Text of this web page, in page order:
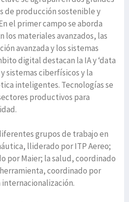
de producción sostenible y
el primer campo se aborda
los materiales avanzados, las
avanzada y los sistemas
digital destacan la IA y ‘data
sistemas ciberfísicos y la
inteligentes. Tecnologías se
productivos para
grupos de trabajo en
lliderado por ITP Aereo;
por Maier; la salud, coordinado
coordinado por